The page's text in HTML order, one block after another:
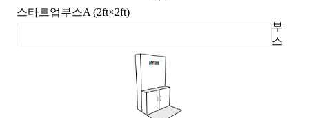
스타트업부스A (2ft×2ft)
부
스